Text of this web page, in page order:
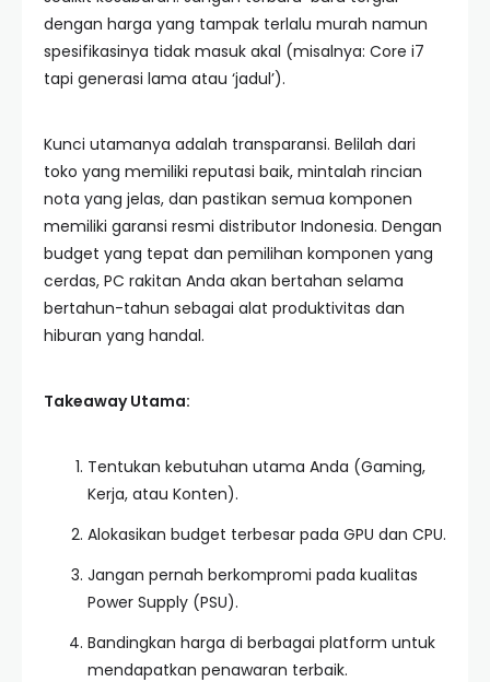
dengan harga yang tampak terlalu murah namun
spesifikasinya tidak masuk akal (misalnya: Core i7
tapi generasi lama atau ‘jadul’).
Kunci utamanya adalah transparansi. Belilah dari
toko yang memiliki reputasi baik, mintalah rincian
nota yang jelas, dan pastikan semua komponen
memiliki garansi resmi distributor Indonesia. Dengan
budget yang tepat dan pemilihan komponen yang
cerdas, PC rakitan Anda akan bertahan selama
bertahun-tahun sebagai alat produktivitas dan
hiburan yang handal.
Takeaway Utama:
Tentukan kebutuhan utama Anda (Gaming,
Kerja, atau Konten).
Alokasikan budget terbesar pada GPU dan CPU.
Jangan pernah berkompromi pada kualitas
Power Supply (PSU).
Bandingkan harga di berbagai platform untuk
mendapatkan penawaran terbaik.